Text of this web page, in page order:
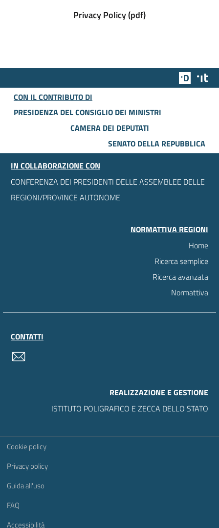
Privacy Policy (pdf)
Team
CON IL CONTRIBUTO DI
PRESIDENZA DEL CONSIGLIO DEI MINISTRI
CAMERA DEI DEPUTATI
SENATO DELLA REPUBBLICA
IN COLLABORAZIONE CON
CONFERENZA DEI PRESIDENTI DELLE ASSEMBLEE DELLE
REGIONI/PROVINCE AUTONOME
NORMATTIVA REGIONI
Home
Ricerca semplice
Ricerca avanzata
Normattiva
CONTATTI
REALIZZAZIONE E GESTIONE
ISTITUTO POLIGRAFICO E ZECCA DELLO STATO
Sezione Link Utili
Cookie policy
Privacy policy
Guida all'uso
FAQ
Accessibilità